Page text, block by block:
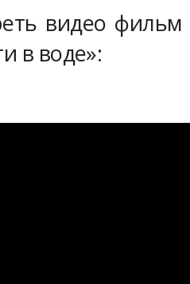
видео
в воде»: